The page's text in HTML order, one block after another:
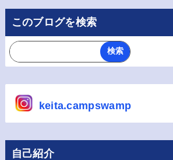
このブログを検索
keita.campswamp
自己紹介